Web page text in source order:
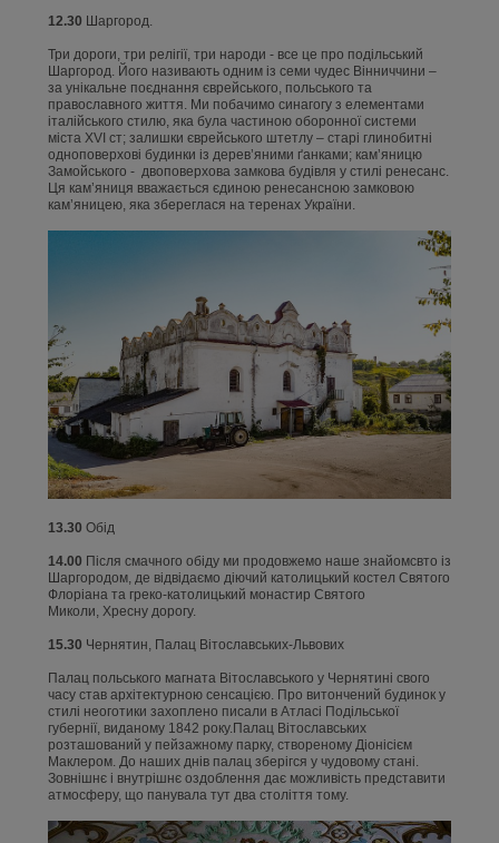
12.30 Шаргород.
Три дороги, три релігії, три народи - все це про подільський
Шаргород. Його називають одним із семи чудес Вінниччини –
за унікальне поєднання єврейського, польського та
православного життя. Ми побачимо синагогу з елементами
італійського стилю, яка була частиною оборонної системи
міста XVI ст; залишки єврейського штетлу – старі глинобитні
одноповерхові будинки із дерев’яними ґанками; кам’яницю
Замойського - двоповерхова замкова будівля у стилі ренесанс.
Ця кам’яниця вважається єдиною ренесансною замковою
кам’яницею, яка збереглася на теренах України.
13.30 Обід
14.00 Після смачного обіду ми продовжемо наше знайомсвто із
Шаргородом, де відвідаємо діючий католицький костел Святого
Флоріана та греко-католицький монастир Святого
Миколи, Хресну дорогу.
15.30 Чернятин, Палац Вітославських-Львових
Палац польського магната Вітославського у Чернятині свого
часу став архітектурною сенсацією. Про витончений будинок у
стилі неоготики захоплено писали в Атласі Подільської
губернії, виданому 1842 року.Палац Вітославських
розташований у пейзажному парку, створеному Діонісієм
Маклером. До наших днів палац зберігся у чудовому стані.
Зовнішнє і внутрішнє оздоблення дає можливість представити
атмосферу, що панувала тут два століття тому.